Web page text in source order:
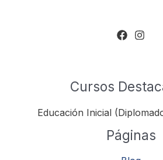
Cursos
Educación Inicial
Páginas